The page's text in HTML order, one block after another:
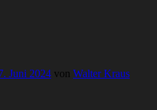
Juni 2024 von Walter Kraus